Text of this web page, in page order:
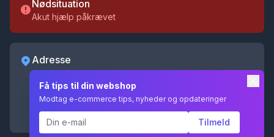
Nødsituation
Akut hjælp påkrævet
Adresse
Kochsgade 31D
5000 Odense C
CVR 35055096
Få tips til din webshop
Modtag e-commerce tips, nyheder og opdateringer
Tilmeld